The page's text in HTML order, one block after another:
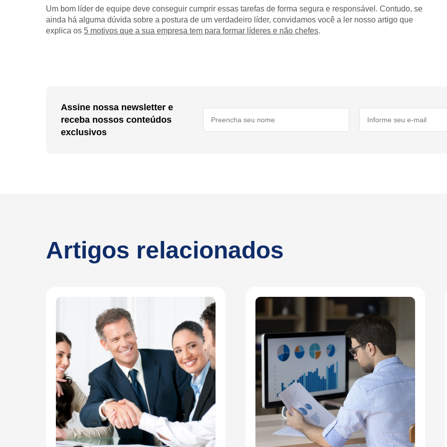
Um bom líder de equipe deve conseguir cumprir essas tarefas de forma segura e responsável. Contudo, se
ainda há alguma dúvida sobre a postura de um verdadeiro líder, convidamos você a ler nosso artigo que
explica os 5 motivos que a sua empresa tem para formar líderes e não chefes.
Assine nossa newsletter e
receba nossos conteúdos
exclusivos
Artigos relacionados